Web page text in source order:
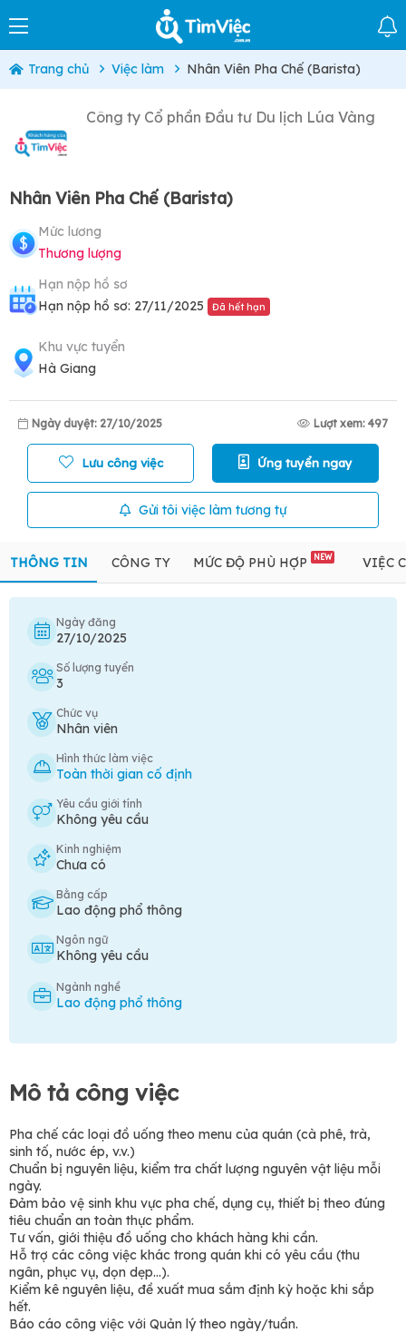
Trang chủ Việc làm Nhân Viên Pha Chế (Barista)
Công ty Cổ phần Đầu tư Du lịch Lúa Vàng
Nhân Viên Pha Chế (Barista)
Mức lương
Thương lượng
Hạn nộp hồ sơ
Hạn nộp hồ sơ: 27/11/2025
Đã hết hạn
Khu vực tuyển
Hà Giang
Ngày duyệt: 27/10/2025 Lượt xem: 497
Lưu công việc Ứng tuyển ngay
Gửi tôi việc làm tương tự
THÔNG TIN CÔNG TY MỨC ĐỘ PHÙ HỢP NEW VIỆC
Ngày đăng
27/10/2025
Số lượng tuyển
3
Chức vụ
Nhân viên
Hình thức làm việc
Toàn thời gian cố định
Yêu cầu giới tính
Không yêu cầu
Kinh nghiệm
Chưa có
Bằng cấp
Lao động phổ thông
Ngôn ngữ
Không yêu cầu
Ngành nghề
Lao động phổ thông
Mô tả công việc
Pha chế các loại đồ uống theo menu của quán (cà phê, trà,
sinh tố, nước ép, v.v.)
Chuẩn bị nguyên liệu, kiểm tra chất lượng nguyên vật liệu mỗi
ngày.
Đảm bảo vệ sinh khu vực pha chế, dụng cụ, thiết bị theo đúng
tiêu chuẩn an toàn thực phẩm.
Tư vấn, giới thiệu đồ uống cho khách hàng khi cần.
Hỗ trợ các công việc khác trong quán khi có yêu cầu (thu
ngân, phục vụ, dọn dẹp...).
Kiểm kê nguyên liệu, đề xuất mua sắm định kỳ hoặc khi sắp
hết.
Báo cáo công việc với Quản lý theo ngày/tuần.